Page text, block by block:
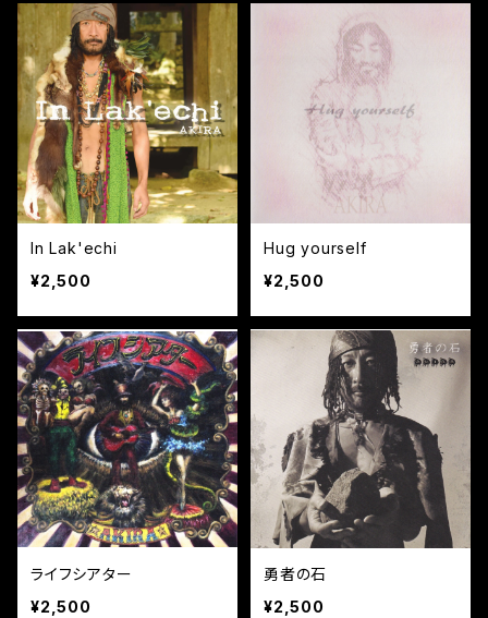
In Lak'echi
¥2,500
Hug yourself
¥2,500
ライフシアター
¥2,500
勇者の石
¥2,500